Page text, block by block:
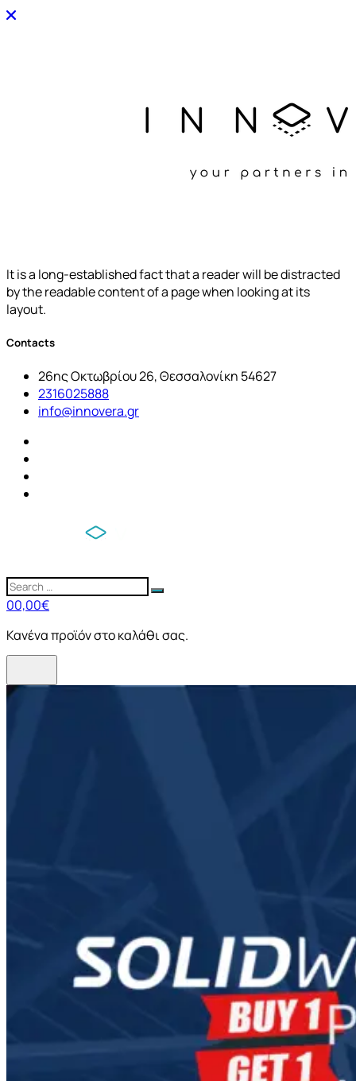
It is a long-established fact that a reader will be distracted
by the readable content of a page when looking at its
layout.
Contacts
26ης Οκτωβρίου 26, Θεσσαλονίκη 54627
2316025888
info@innovera.gr
00,00€
Κανένα προϊόν στο καλάθι σας.